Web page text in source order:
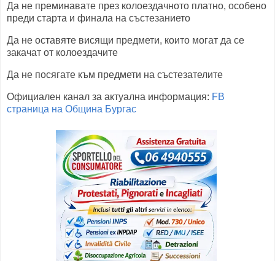
Да не преминавате през колоездачното платно, особено
преди старта и финала на състезанието
Да не оставяте висящи предмети, които могат да се
закачат от колоездачите
Да не посягате към предмети на състезателите
Официален канал за актуална информация: FB
страница на Община Бургас